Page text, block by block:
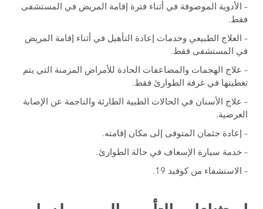
– الأدوية الموصوفة في أثناء فترة إقامة المريض في المستشفى
فقط.
– العلاج الطبيعي وخدمات إعادة التأهيل في أثناء إقامة المريض
في المستشفى فقط.
– علاج الهجمات والمضاعفات الحادة للأمراض المزمنة التي يتم
تغطيتها في غرفة الطوارئ فقط.
– علاج الأسنان في الحالات الطبية الطارئة والناجمة عن الإصابة
العرضية.
– إعادة جثمان المتوفى إلى مكان إقامته.
– خدمة سيارة الإسعاف في حالة الطوارئ.
– الاستشفاء من كوفيد 19.